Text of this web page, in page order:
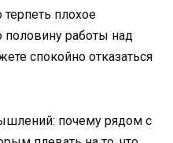
терпеть плохое
работы над
спокойно отказаться
почему рядом с